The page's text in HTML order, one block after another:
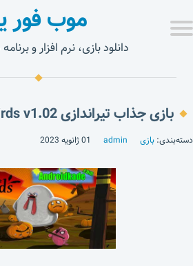
موب فور
دانلود بازی، نرم افزار و
بازی جذاب تیراندازی Shoot The Birds v1.02
دسته‌بندی: بازی admin 01 ژانویه 2023